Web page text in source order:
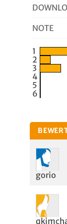
NOTE
1
2
3
4
5
6
gorio